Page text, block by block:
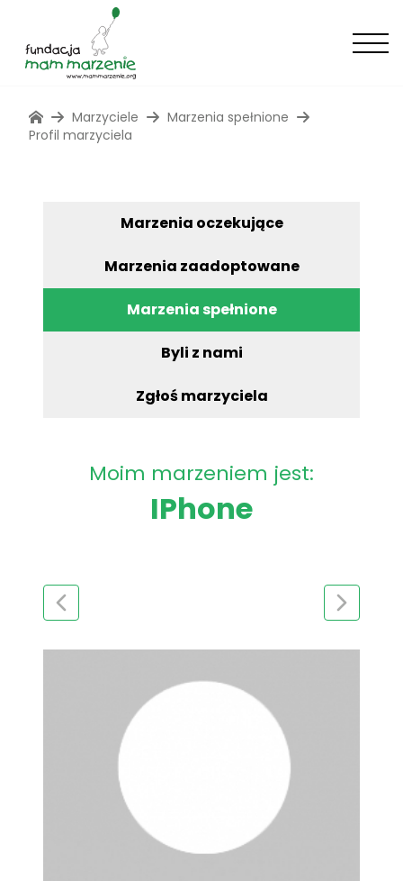
Marzyciele
Marzenia spełnione
Profil marzyciela
Marzenia oczekujące
Marzenia zaadoptowane
Marzenia spełnione
Byli z nami
Zgłoś marzyciela
Moim marzeniem jest:
IPhone